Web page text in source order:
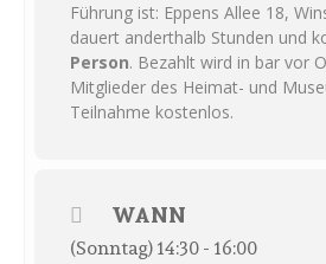
Führung ist: Eppens Allee 18,
dauert anderthalb Stunden und
Person. Bezahlt wird in bar vor
Mitglieder des Heimat- und
Teilnahme kostenlos.
WANN
(Sonntag) 14:30 - 16:00